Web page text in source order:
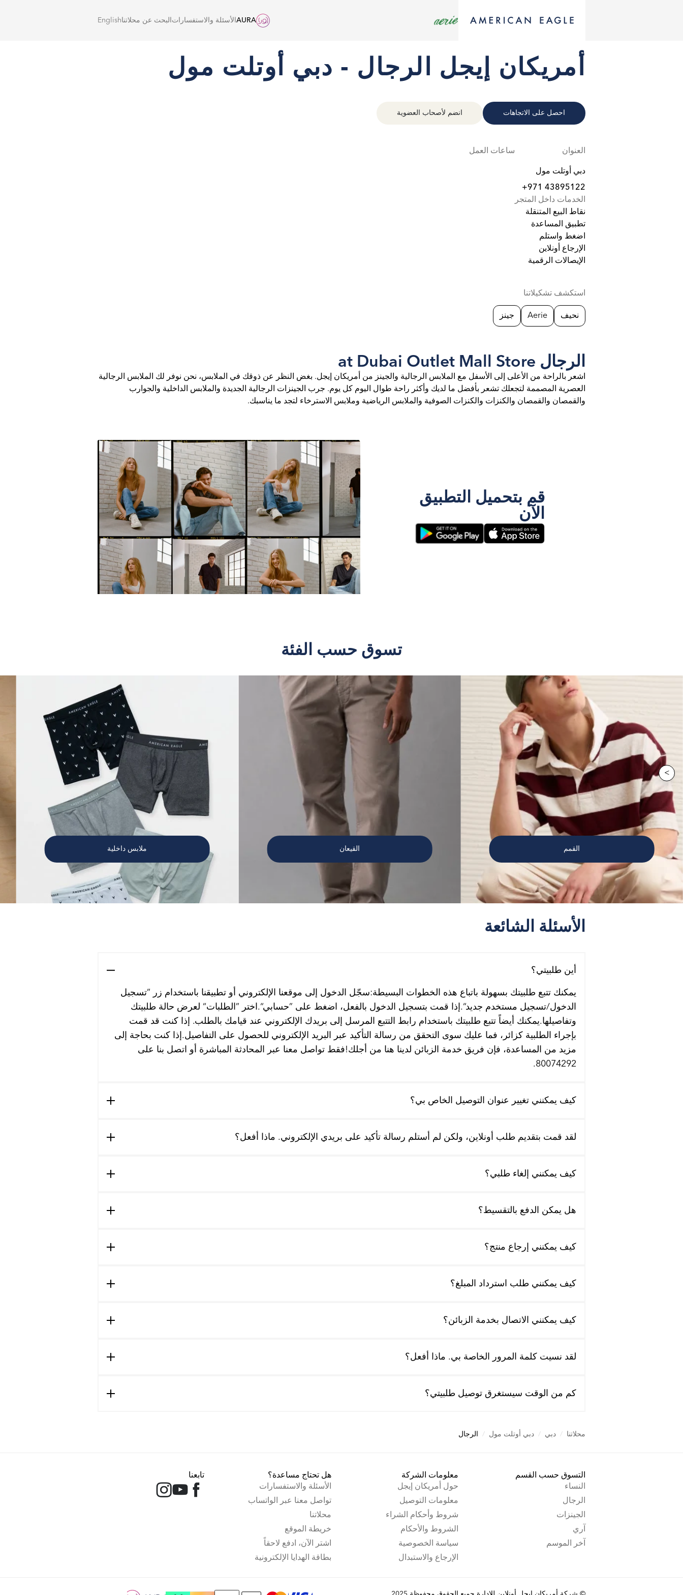
AURA الأسئلة والاستفسارات البحث عن محلاتناEnglish
أمريكان إيجل الرجال - دبي أوتلت مول
احصل على الاتجاهات انضم لأصحاب العضوية
العنوان
دبي أوتلت مول
+971 43895122
الخدمات داخل المتجر
نقاط البيع المتنقلة
تطبيق المساعدة
اضغط واستلم
الإرجاع أونلاين
الإيصالات الرقمية
ساعات العمل
استكشف تشكيلاتنا
نحيف Aerie جينز
الرجال at Dubai Outlet Mall Store
اشعر بالراحة من الأعلى إلى الأسفل مع الملابس الرجالية والجينز من أمريكان إيجل. بغض النظر عن ذوقك في الملابس، نحن نوفر لك الملابس الرجالية
العصرية المصممة لتجعلك تشعر بأفضل ما لديك وأكثر راحة طوال اليوم كل يوم. جرب الجينزات الرجالية الجديدة والملابس الداخلية والجوارب
والقمصان والقمصان والكنزات والكنزات الصوفية والملابس الرياضية وملابس الاسترخاء لتجد ما يناسبك.
قم بتحميل التطبيق
الآن
تسوق حسب الفئة
القمم القيعان ملابس داخلية
>
الأسئلة الشائعة
أين طلبيتي؟
يمكنك تتبع طلبيتك بسهولة باتباع هذه الخطوات البسيطة:سجّل الدخول إلى موقعنا الإلكتروني أو تطبيقنا باستخدام زر ”تسجيل
الدخول/تسجيل مستخدم جديد“.إذا قمت بتسجيل الدخول بالفعل، اضغط على ”حسابي“.اختر ”الطلبات“ لعرض حالة طلبيتك
وتفاصيلها.يمكنك أيضاً تتبع طلبيتك باستخدام رابط التتبع المرسل إلى بريدك الإلكتروني عند قيامك بالطلب. إذا كنت قد قمت
بإجراء الطلبية كزائر، فما عليك سوى التحقق من رسالة التأكيد عبر البريد الإلكتروني للحصول على التفاصيل.إذا كنت بحاجة إلى
مزيد من المساعدة، فإن فريق خدمة الزبائن لدينا هنا من أجلك!فقط تواصل معنا عبر المحادثة المباشرة أو اتصل بنا على
80074292.
كيف يمكنني تغيير عنوان التوصيل الخاص بي؟
لقد قمت بتقديم طلب أونلاين، ولكن لم أستلم رسالة تأكيد على بريدي الإلكتروني. ماذا أفعل؟
كيف يمكنني إلغاء طلبي؟
هل يمكن الدفع بالتقسيط؟
كيف يمكنني إرجاع منتج؟
كيف يمكنني طلب استرداد المبلغ؟
كيف يمكنني الاتصال بخدمة الزبائن؟
لقد نسيت كلمة المرور الخاصة بي. ماذا أفعل؟
كم من الوقت سيستغرق توصيل طلبيتي؟
محلاتنا / دبي / دبي أوتلت مول / الرجال
التسوق حسب القسم
النساء
الرجال
الجينزات
آري
آخر الموسم
معلومات الشركة
حول أمريكان إيجل
معلومات التوصيل
شروط وأحكام الشراء
الشروط والأحكام
سياسة الخصوصية
الإرجاع والاستبدال
هل تحتاج مساعدة؟
الأسئلة والاستفسارات
تواصل معنا عبر الواتساب
محلاتنا
خريطة الموقع
اشتر الآن، ادفع لاحقاً
بطاقة الهدايا الإلكترونية
تابعنا